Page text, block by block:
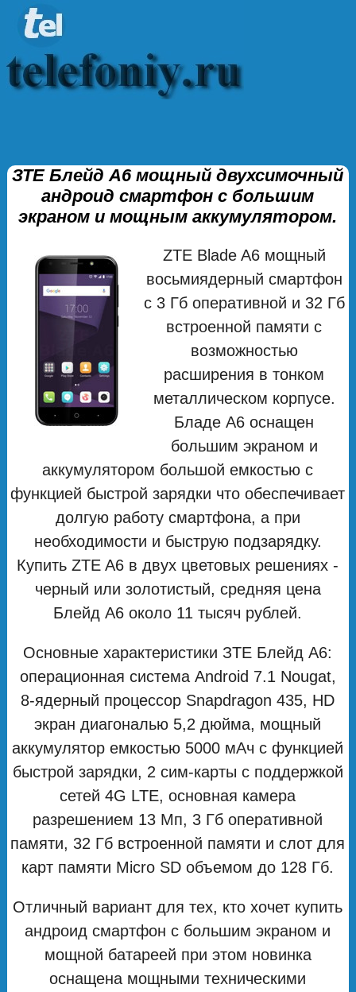
ЗТЕ Блейд А6 мощный двухсимочный
андроид смартфон с большим
экраном и мощным аккумулятором.
ZTE Blade A6 мощный
восьмиядерный смартфон
с 3 Гб оперативной и 32 Гб
встроенной памяти с
возможностью
расширения в тонком
металлическом корпусе.
Бладе А6 оснащен
большим экраном и
аккумулятором большой емкостью с
функцией быстрой зарядки что обеспечивает
долгую работу смартфона, а при
необходимости и быструю подзарядку.
Купить ZTE A6 в двух цветовых решениях -
черный или золотистый, средняя цена
Блейд А6 около 11 тысяч рублей.
Основные характеристики ЗТЕ Блейд А6:
операционная система Android 7.1 Nougat,
8-ядерный процессор Snapdragon 435, HD
экран диагональю 5,2 дюйма, мощный
аккумулятор емкостью 5000 мАч с функцией
быстрой зарядки, 2 сим-карты с поддержкой
сетей 4G LTE, основная камера
разрешением 13 Мп, 3 Гб оперативной
памяти, 32 Гб встроенной памяти и слот для
карт памяти Micro SD объемом до 128 Гб.
Отличный вариант для тех, кто хочет купить
андроид смартфон с большим экраном и
мощной батареей при этом новинка
оснащена мощными техническими